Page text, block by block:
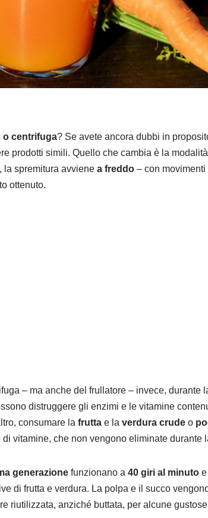
o centrifuga? Se avete ancora dubbi in
prodotti simili. Quello che cambia è la
la spremitura avviene a freddo – con
ottenuto.
– ma anche del frullatore – invece, durante
distruggere gli enzimi e le vitamine
consumare la frutta e la verdura crude o
vitamine, che non vengono eliminate durante
generazione funzionano a 40 giri al minuto
di frutta e verdura. La polpa e il succo
riutilizzata, anziché buttata, per alcune